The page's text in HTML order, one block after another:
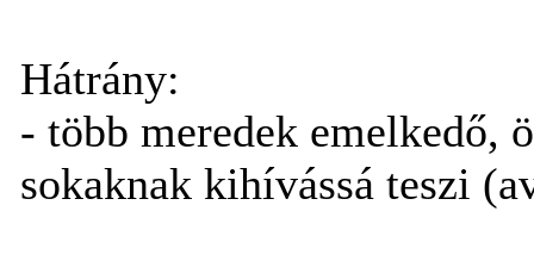
Hátrány:
- több meredek emelkedő,
sokaknak kihívássá teszi